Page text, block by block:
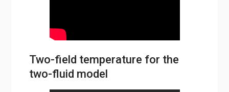
Two-field temperature for the
two-fluid model